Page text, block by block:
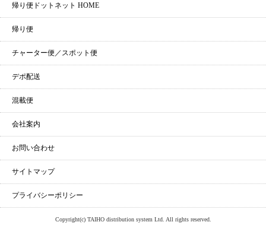
帰り便ドットネット HOME
帰り便
チャーター便／スポット便
デポ配送
混載便
会社案内
お問い合わせ
サイトマップ
プライバシーポリシー
Copyright(c) TAIHO distribution system Ltd. All rights reserved.